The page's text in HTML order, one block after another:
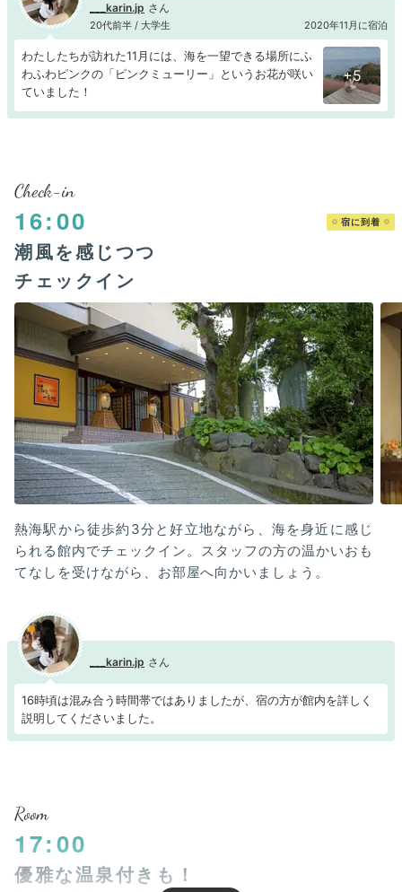
___karin.jp
20代前半 / 大学生 2020年11月に宿泊
わたしたちが訪れた11⽉には、海を⼀望できる場所にふ
わふわピンクの「ピンクミューリー」というお花が咲い
ていました！
+5
Check-in
16:00 宿に到着
潮風を感じつつ
チェックイン
熱海駅から徒歩約3分と好立地ながら、海を身近に感じ
られる館内でチェックイン。スタッフの方の温かいおも
てなしを受けながら、お部屋へ向かいましょう。
___karin.jp
16時頃は混み合う時間帯ではありましたが、宿の方が館内を詳しく
説明してくださいました。
Room
17:00
優雅な温泉付きも！